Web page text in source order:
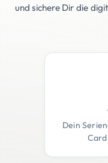
und sichere Dir die
Dein